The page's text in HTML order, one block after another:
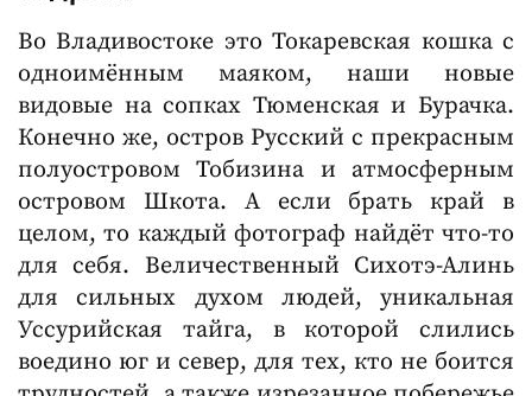
Во Владивостоке это Токаревская кошка с
одноимённым маяком, наши новые
видовые на сопках Тюменская и Бурачка.
Конечно же, остров Русский с прекрасным
полуостровом Тобизина и атмосферным
островом Шкота. А если брать край в
целом, то каждый фотограф найдёт что-то
для себя. Величественный Сихотэ-Алинь
для сильных духом людей, уникальная
Уссурийская тайга, в которой слились
воедино юг и север, для тех, кто не боится